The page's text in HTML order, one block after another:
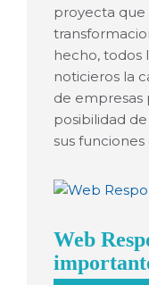
proyecta que
hecho, todos
noticieros la
de empresas
posibilidad
sus
Web